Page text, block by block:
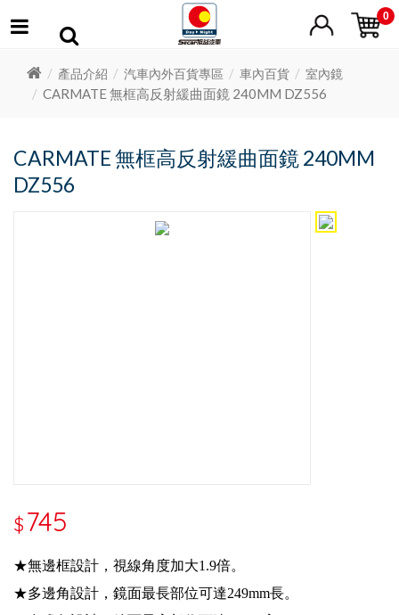
0
產品介紹 汽車內外百貨專區 車內百貨 室內鏡
CARMATE 無框高反射緩曲面鏡 240MM DZ556
CARMATE 無框高反射緩曲面鏡 240MM
DZ556
$745
★無邊框設計，視線角度加大1.9倍。
★多邊角設計，鏡面最長部位可達249mm長。